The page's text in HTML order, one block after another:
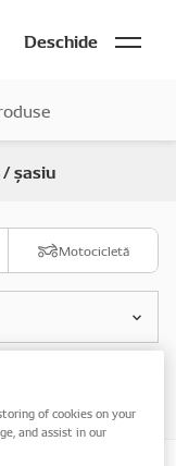
Deschide
șasiu
Motocicletă
of cookies on your
and assist in our